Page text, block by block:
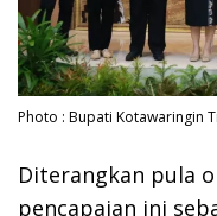
Photo : Bupati Kotawaringin
Diterangkan pula
pencapaian ini